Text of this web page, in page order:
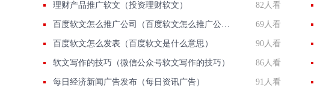
理财产品推广软文（投资理财软文） 82人看
百度软文怎么推广公司（百度软文怎么推广公司产品） 69人看
百度软文怎么发表（百度软文是什么意思） 90人看
软文写作的技巧（微信公众号软文写作的技巧） 86人看
每日经济新闻广告发布（每日资讯广告） 91人看